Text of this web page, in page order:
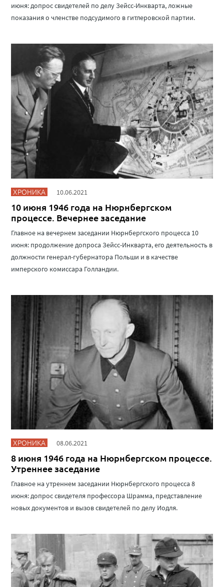
июня: допрос свидетелей по делу Зейсс-Инкварта, ложные
показания о членстве подсудимого в гитлеровской партии.
ХРОНИКА 10.06.2021
10 июня 1946 года на Нюрнбергском
процессе. Вечернее заседание
Главное на вечернем заседании Нюрнбергского процесса 10
июня: продолжение допроса Зейсс-Инкварта, его деятельность в
должности генерал-губернатора Польши и в качестве
имперского комиссара Голландии.
ХРОНИКА 08.06.2021
8 июня 1946 года на Нюрнбергском процессе.
Утреннее заседание
Главное на утреннем заседании Нюрнбергского процесса 8
июня: допрос свидетеля профессора Шрамма, представление
новых документов и вызов свидетелей по делу Иодля.